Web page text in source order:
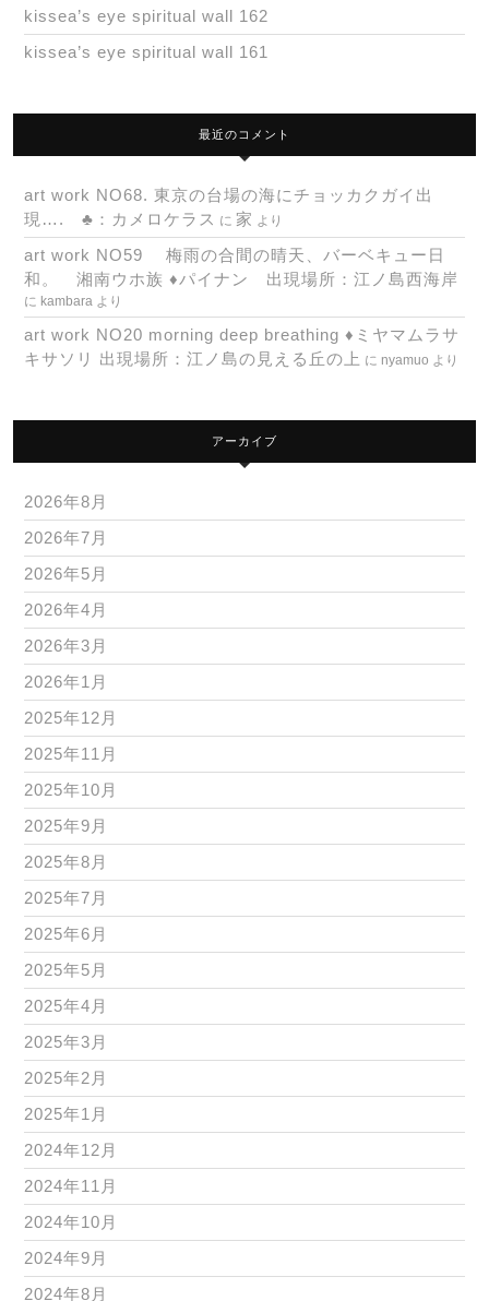
kissea’s eye spiritual wall 162
kissea’s eye spiritual wall 161
最近のコメント
art work NO68. 東京の台場の海にチョッカクガイ出
現…. ♣：カメロケラス に 家 より
art work NO59 梅雨の合間の晴天、バーベキュー日
和。 湘南ウホ族 ♦パイナン 出現場所：江ノ島西海岸
に kambara より
art work NO20 morning deep breathing ♦ミヤマムラサ
キサソリ 出現場所：江ノ島の見える丘の上 に nyamuo より
アーカイブ
2026年8月
2026年7月
2026年5月
2026年4月
2026年3月
2026年1月
2025年12月
2025年11月
2025年10月
2025年9月
2025年8月
2025年7月
2025年6月
2025年5月
2025年4月
2025年3月
2025年2月
2025年1月
2024年12月
2024年11月
2024年10月
2024年9月
2024年8月